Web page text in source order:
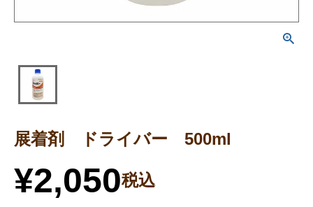
展着剤 ドライバー 500ml
¥2,050税込